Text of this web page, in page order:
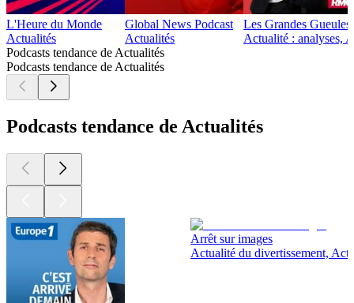
L'Heure du Monde
Actualités
Global News Podcast
Actualités
Les Grandes Gueules
Actualité : analyses,
Podcasts tendance de Actualités
Podcasts tendance de Actualités
Podcasts tendance de Actualités
Arrêt sur images
Actualité du divertissement,